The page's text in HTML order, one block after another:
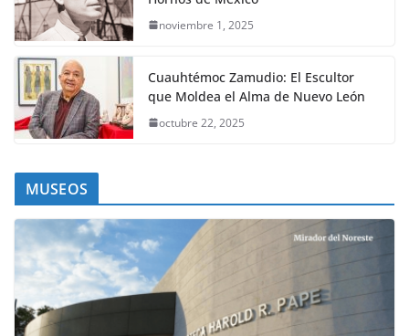
noviembre 1, 2025
Cuauhtémoc Zamudio: El Escultor
que Moldea el Alma de Nuevo León
octubre 22, 2025
MUSEOS